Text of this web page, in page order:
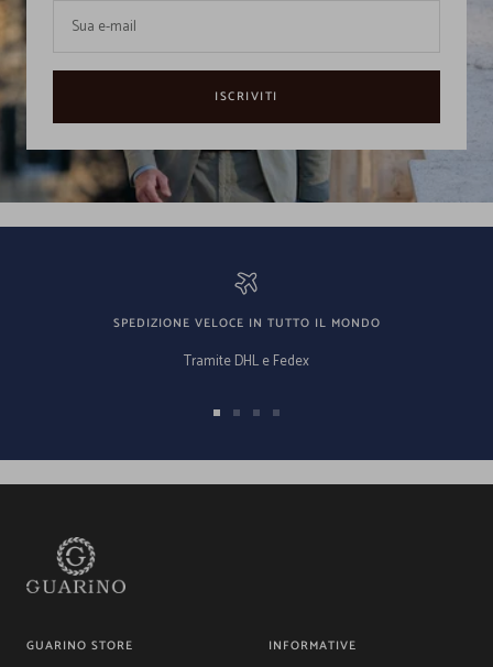
Sua e-mail
ISCRIVITI
SPEDIZIONE VELOCE IN TUTTO IL MONDO
Tramite DHL e Fedex
Vai Vai Vai Vai
GUARINO STORE INFORMATIVE